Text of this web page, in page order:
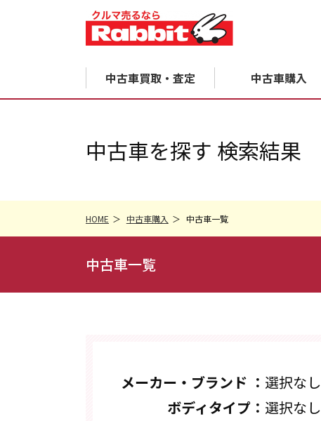
中古車買取・査定 中古車購入
中古車を探す 検索結果
HOME 中古車購入 中古車一覧
中古車一覧
メーカー・ブランド ： 選択なし
ボディタイプ： 選択なし